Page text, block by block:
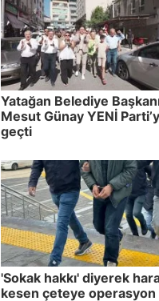
Yatağan Belediye
Mesut Günay YENİ
geçti
'Sokak hakkı' diyerek
kesen çeteye operasyon